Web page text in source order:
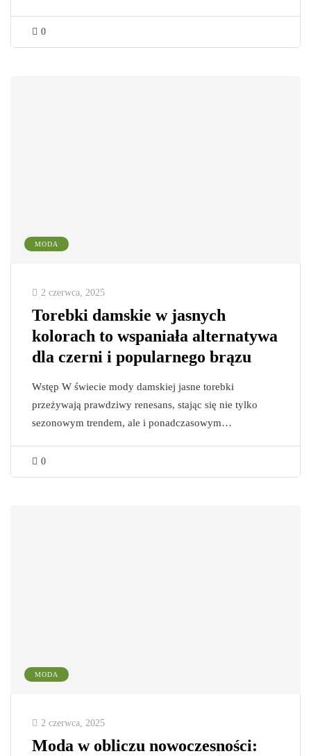
0
MODA
2 czerwca, 2025
Torebki damskie w jasnych
kolorach to wspaniała alternatywa
dla czerni i popularnego brązu
Wstęp W świecie mody damskiej jasne torebki
przeżywają prawdziwy renesans, stając się nie tylko
sezonowym trendem, ale i ponadczasowym…
0
MODA
2 czerwca, 2025
Moda w obliczu nowoczesności: